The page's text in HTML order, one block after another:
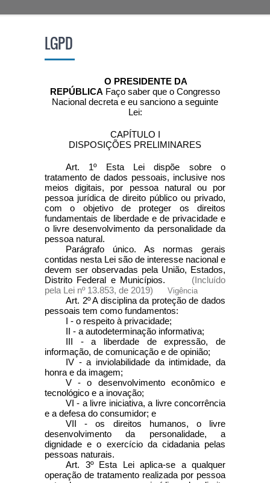
LGPD
O PRESIDENTE DA
REPÚBLICA Faço saber que o Congresso
Nacional decreta e eu sanciono a seguinte
Lei:
CAPÍTULO I
DISPOSIÇÕES PRELIMINARES
Art. 1º Esta Lei dispõe sobre o
tratamento de dados pessoais, inclusive nos
meios digitais, por pessoa natural ou por
pessoa jurídica de direito público ou privado,
com o objetivo de proteger os direitos
fundamentais de liberdade e de privacidade e
o livre desenvolvimento da personalidade da
pessoa natural.
Parágrafo único. As normas gerais
contidas nesta Lei são de interesse nacional e
devem ser observadas pela União, Estados,
Distrito Federal e Municípios. (Incluído
pela Lei nº 13.853, de 2019)
Vigência
Art. 2º A disciplina da proteção de dados
pessoais tem como fundamentos:
I - o respeito à privacidade;
II - a autodeterminação informativa;
III - a liberdade de expressão, de
informação, de comunicação e de opinião;
IV - a inviolabilidade da intimidade, da
honra e da imagem;
V - o desenvolvimento econômico e
tecnológico e a inovação;
VI - a livre iniciativa, a livre concorrência
e a defesa do consumidor; e
VII - os direitos humanos, o livre
desenvolvimento da personalidade, a
dignidade e o exercício da cidadania pelas
pessoas naturais.
Art. 3º Esta Lei aplica-se a qualquer
operação de tratamento realizada por pessoa